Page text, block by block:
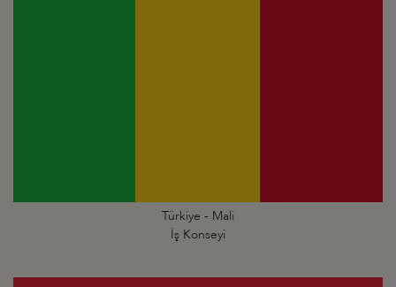
Türkiye - Mali
İş Konseyi